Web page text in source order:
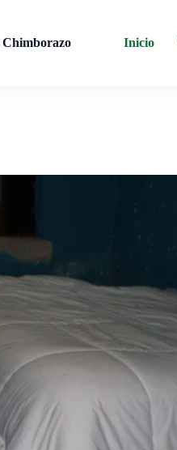
Chimborazo Inicio